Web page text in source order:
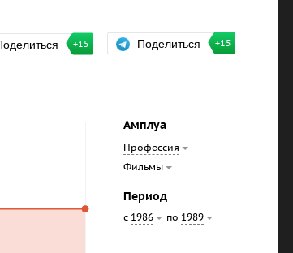
+15 Поделиться +15
Амплуа
Профессия
Фильмы
Период
с 1986 по 1989